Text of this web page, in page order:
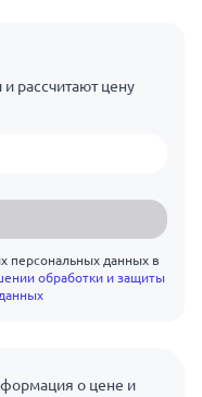
рассчитают цену
персональных данных в
обработки и защиты
о цене и